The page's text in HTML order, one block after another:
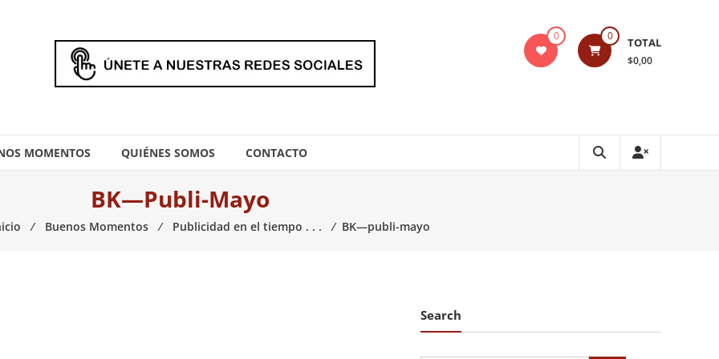
0 0 TOTAL
$0,00
MOMENTOS QUIÉNES SOMOS CONTACTO
BK—Publi-Mayo
⁄ Buenos Momentos ⁄ Publicidad en el tiempo . . . ⁄ BK—publi-mayo
Search